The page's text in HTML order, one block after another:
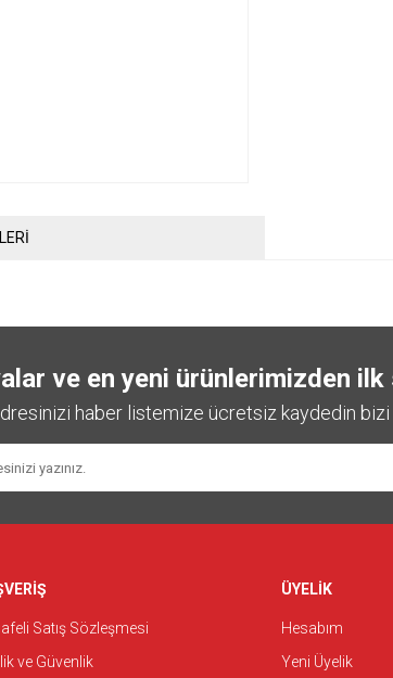
ve en yeni ürünlerimizden
haber listemize ücretsiz kaydedin bizi
Satış Sözleşmesi
ve Güvenlik
ÜYELİK
Hesabım
Yeni Üyelik